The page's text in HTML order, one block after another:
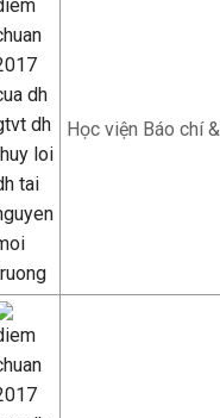
Học viện Báo chí